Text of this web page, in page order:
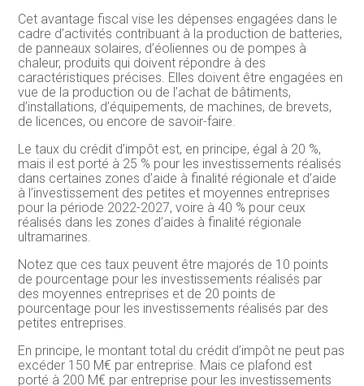
Cet avantage fiscal vise les dépenses engagées dans le
cadre d’activités contribuant à la production de batteries,
de panneaux solaires, d’éoliennes ou de pompes à
chaleur, produits qui doivent répondre à des
caractéristiques précises. Elles doivent être engagées en
vue de la production ou de l’achat de bâtiments,
d’installations, d’équipements, de machines, de brevets,
de licences, ou encore de savoir-faire.
Le taux du crédit d’impôt est, en principe, égal à 20 %,
mais il est porté à 25 % pour les investissements réalisés
dans certaines zones d’aide à finalité régionale et d’aide
à l’investissement des petites et moyennes entreprises
pour la période 2022-2027, voire à 40 % pour ceux
réalisés dans les zones d’aides à finalité régionale
ultramarines.
Notez que ces taux peuvent être majorés de 10 points
de pourcentage pour les investissements réalisés par
des moyennes entreprises et de 20 points de
pourcentage pour les investissements réalisés par des
petites entreprises.
En principe, le montant total du crédit d’impôt ne peut pas
excéder 150 M€ par entreprise. Mais ce plafond est
porté à 200 M€ par entreprise pour les investissements